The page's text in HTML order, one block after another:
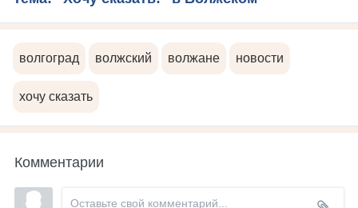
волгоград волжский волжане новости
хочу сказать
Комментарии